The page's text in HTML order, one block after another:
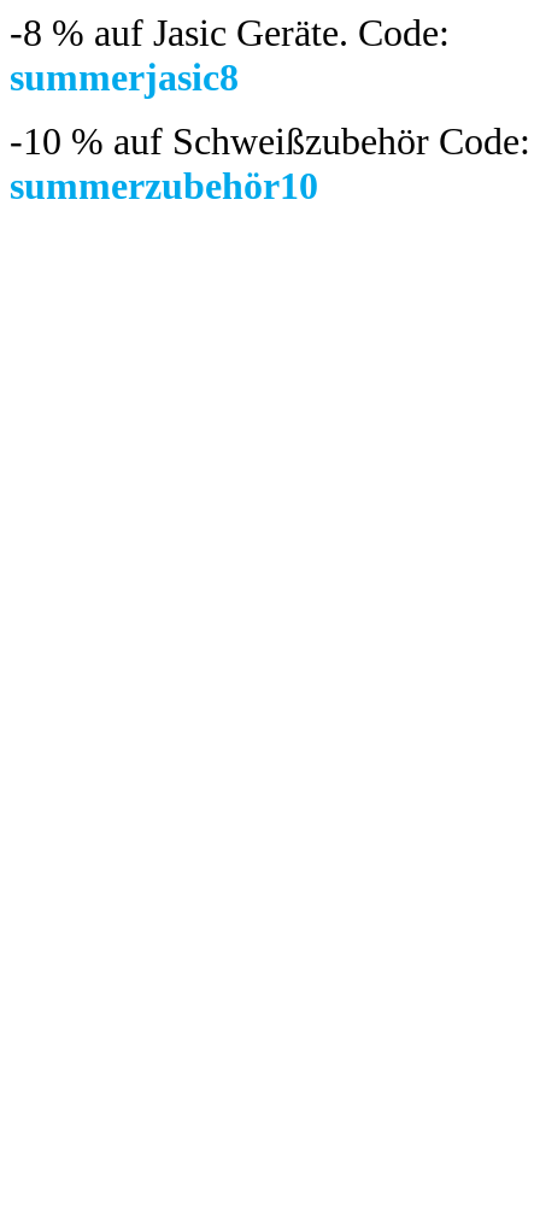
-8 % auf Jasic Geräte. Code:
summerjasic8
-10 % auf Schweißzubehör Code:
summerzubehör10